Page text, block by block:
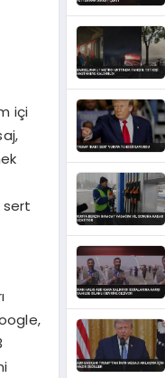
içi
sert